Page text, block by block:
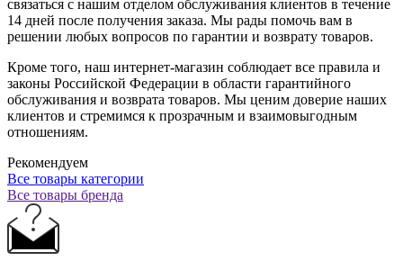
связаться с нашим отделом обслуживания клиентов в течение
14 дней после получения заказа. Мы рады помочь вам в
решении любых вопросов по гарантии и возврату товаров.
Кроме того, наш интернет-магазин соблюдает все правила и
законы Российской Федерации в области гарантийного
обслуживания и возврата товаров. Мы ценим доверие наших
клиентов и стремимся к прозрачным и взаимовыгодным
отношениям.
Рекомендуем
Все товары категории
Все товары бренда